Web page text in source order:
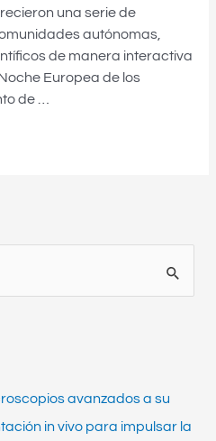
una serie de
autónomas,
de manera interactiva
Europea de los
de …
avanzados a su
in vivo para impulsar la